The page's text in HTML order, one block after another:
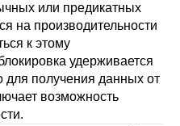
или предикатных
на производительности
к этому
удерживается
получения данных от
возможность